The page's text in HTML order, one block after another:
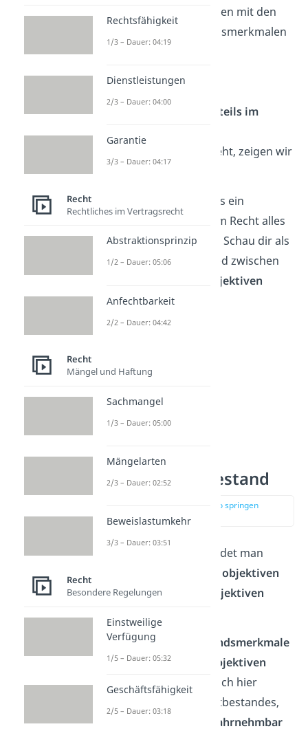
tatsächliche Geschehen mit den
einzelnen Tatbestandsmerkmalen
erstinstanzlichen Urteils im
Wie das genau aussieht, zeigen wir
Prima! Jetzt weißt du, was ein
Tatbestand ist und was im Recht alles
unter diesen Begriff fällt. Schau dir als
Nächstes den Unterschied zwischen
objektiven und subjektiven
Tatbestandan!
Objektiver Tatbestand
zur Stelle im Video springen
(01:38)
Im
unterscheidet man
zusätzlich zwischen demobjektiven
Tatbestand und dem
subjektiven
Dieobjektiven Tatbestandsmerkmale
bilden zusammen den
objektiven
Tatbestand . Es handelt sich hier
die Merkmale des Tatbestandes,
die für die
Außenwelt wahrnehmbar
Rechtsfähigkeit
1/3 – Dauer: 04:19
Dienstleistungen
2/3 – Dauer: 04:00
Garantie
3/3 – Dauer: 04:17
Recht
Rechtliches im Vertragsrecht
Abstraktionsprinzip
1/2 – Dauer: 05:06
Anfechtbarkeit
2/2 – Dauer: 04:42
Recht
Mängel und Haftung
Sachmangel
1/3 – Dauer: 05:00
Mängelarten
2/3 – Dauer: 02:52
Beweislastumkehr
3/3 – Dauer: 03:51
Recht
Besondere Regelungen
Einstweilige
Verfügung
1/5 – Dauer: 05:32
Geschäftsfähigkeit
2/5 – Dauer: 03:18